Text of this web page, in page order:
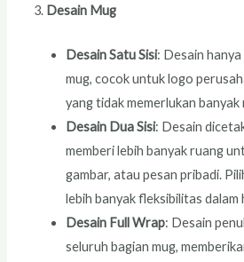
Desain Mug
Desain Satu Sisi: Desain
mug, cocok untuk logo
yang tidak memerlukan banyak
Desain Dua Sisi: Desain
memberi lebih banyak ruang
gambar, atau pesan pribadi.
lebih banyak fleksibilitas dalam
Desain Full Wrap: Desain
seluruh bagian mug,